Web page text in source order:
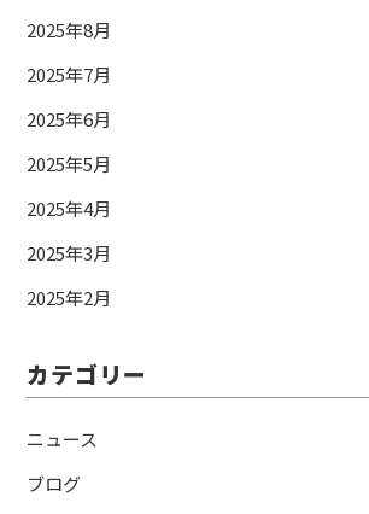
2025年8月
2025年7月
2025年6月
2025年5月
2025年4月
2025年3月
2025年2月
カテゴリー
ニュース
ブログ